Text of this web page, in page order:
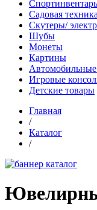
Спортинвентарь
Садовая техника
Скутеры/
Шубы
Монеты
Картины
Автомобильные
Игровые
Детские товары
Главная
/
Каталог
/